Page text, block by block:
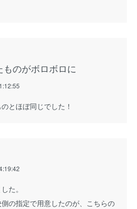
のがボロボロに
とほぼ同じでした！
た。
の指定で用意したのが、こちらの